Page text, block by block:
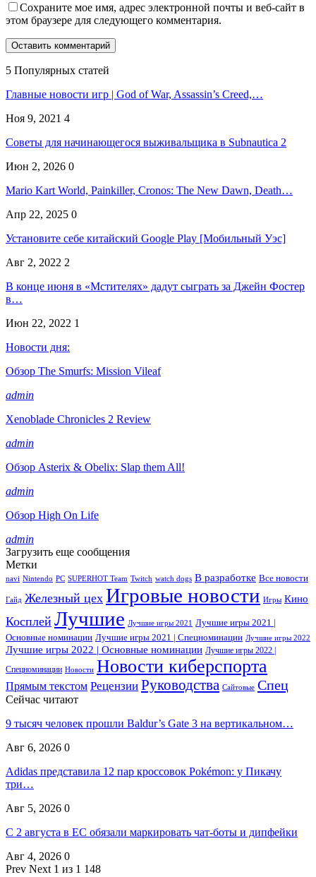
Сохраните мое имя, адрес электронной почты и веб-сайт в
этом браузере для следующего комментария.
5 Популярных статей
Главные новости игр | God of War, Assassin’s Creed,…
Ноя 9, 2021 4
Советы для начинающегося выживальщика в Subnautica 2
Июн 2, 2026 0
Mario Kart World, Painkiller, Cronos: The New Dawn, Death…
Апр 22, 2025 0
Установите себе китайский Google Play [Мобильный Уэс]
Авг 2, 2022 2
В конце июня в «Мстителях» дадут сыграть за Джейн Фостер
в…
Июн 22, 2022 1
Новости дня:
Обзор The Smurfs: Mission Vileaf
admin
Xenoblade Chronicles 2 Review
admin
Обзор Asterix & Obelix: Slap them All!
admin
Обзор High On Life
admin
Загрузить еще сообщения
Метки
navi Nintendo PC SUPERHOT Team Twitch watch dogs В разработке Все новости
Гайд Железный цех Игровые новости Игры Кино
Косплей Лучшие Лучшие игры 2021
Лучшие игры 2021 |
Основные номинации Лучшие игры 2021 | Спецноминации Лучшие игры 2022
Лучшие игры 2022 | Основные номинации Лучшие игры 2022 |
Спецноминации Новости Новости киберспорта
Прямым текстом Рецензии Руководства Сайтовые Спец
Сейчас читают
9 тысяч человек прошли Baldur’s Gate 3 на вертикальном…
Авг 6, 2026 0
Adidas представила 12 пар кроссовок Pokémon: у Пикачу
три…
Авг 5, 2026 0
С 2 августа в ЕС обязали маркировать чат-боты и дипфейки
Авг 4, 2026 0
Prev Next 1 из 1 148